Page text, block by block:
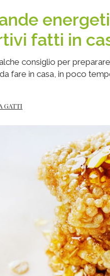
fatti in
consiglio per
fare in casa, in poco
GATTI